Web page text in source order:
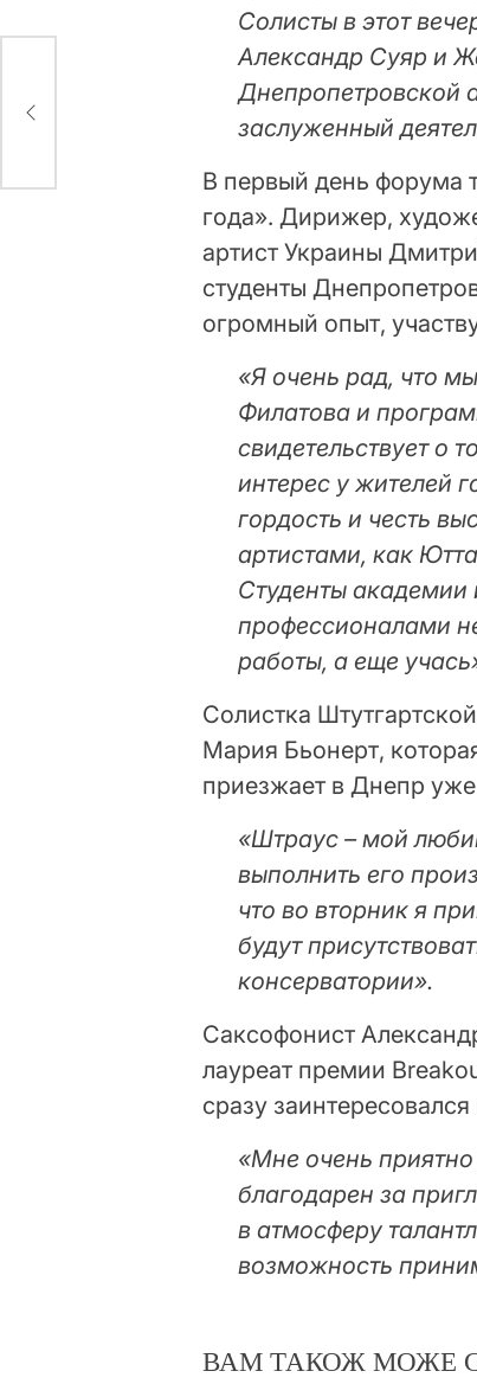
Солисты в этот
Александр Суяр и
Днепропетровской
заслуженный
В первый день форума
года». Дирижер,
артист Украины
студенты
огромный опыт,
«Я очень рад, что
Филатова и
свидетельствует о
интерес у жителей
гордость и честь
артистами, как
Студенты
профессионалами
работы, а еще
Солистка
Мария Бьонерт,
приезжает в Днепр уже
«Штраус – мой
выполнить его
что во вторник я
будут
консерватории».
Саксофонист
лауреат премии
сразу
«Мне очень
благодарен за
в атмосферу
возможность
ВАМ ТАКОЖ МОЖЕ